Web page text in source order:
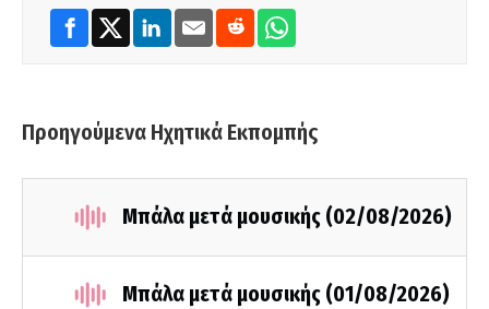
Προηγούμενα Ηχητικά Εκπομπής
Μπάλα μετά μουσικής (02/08/2026)
Μπάλα μετά μουσικής (01/08/2026)